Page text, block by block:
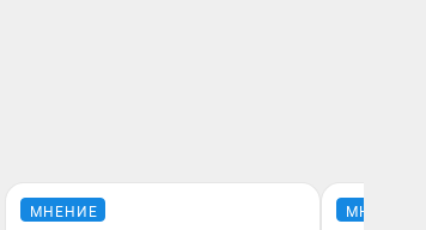
МНЕНИЕ МНЕНИЕ